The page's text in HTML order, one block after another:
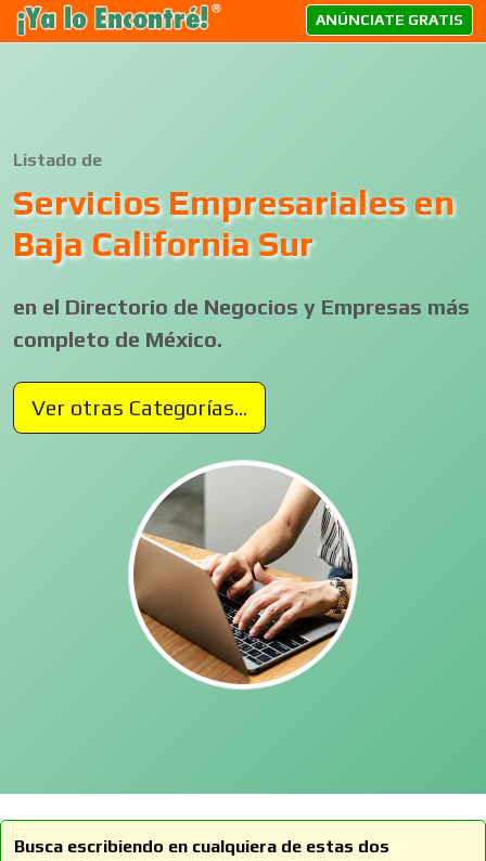
ANÚNCIATE GRATIS
Listado de
Servicios Empresariales en
Baja California Sur
en el Directorio de Negocios y Empresas más
completo de México.
Ver otras Categorías...
Busca escribiendo en cualquiera de estas dos